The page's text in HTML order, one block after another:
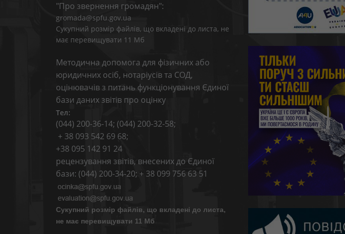
"Про звернення громадян":
gromada@spfu.gov.ua
Сукупний розмір файлів, що вкладені до листа, не
має перевищувати 11 Мб
Методична допомога для фізичних або
юридичних осіб, нотаріусів та СОД,
оцінювачів з питань функціонування Єдиної
бази даних звітів про оцінку
Тел:
(044) 200-36-14; (044) 200-32-58;
+ 38 093 542 69 68;
+38 095 142 91 24
рецензування звітів, внесених до Єдиної
бази: (044) 200-34-20; + 38 099 756 63 51
Сукупний розмір файлів, що вкладені до листа,
не має перевищувати 11 Мб